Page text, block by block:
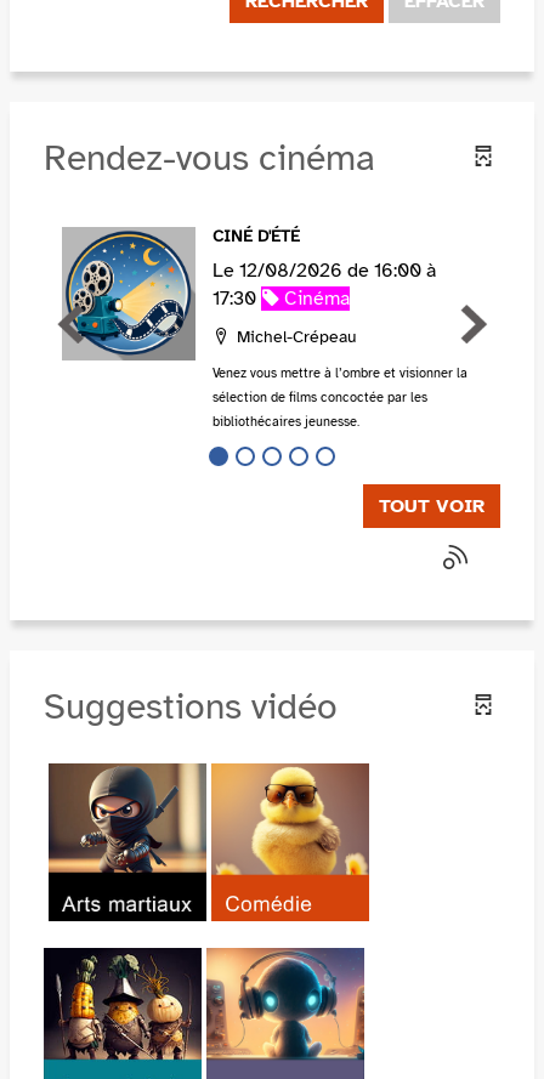
Rendez-vous cinéma
CINÉ D'ÉTÉ
Le 12/08/2026 de 16:00 à
17:30
Catégorie
Cinéma
Localisation
Michel-Crépeau
Venez vous mettre à l’ombre et visionner la
sélection de films concoctée par les
bibliothécaires jeunesse.
TOUT VOIR
Suggestions vidéo